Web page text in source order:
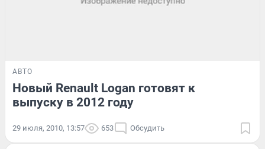
АВТО
Новый Renault Logan готовят к
выпуску в 2012 году
29 июля, 2010, 13:57 653 Обсудить